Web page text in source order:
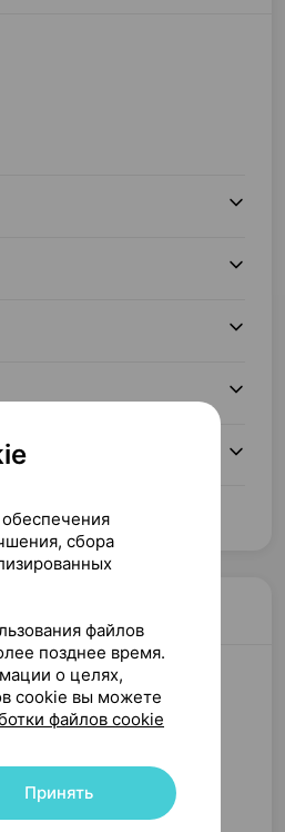
сбора
файлов
позднее время.
о целях,
cookie вы можете
файлов cookie
Принять